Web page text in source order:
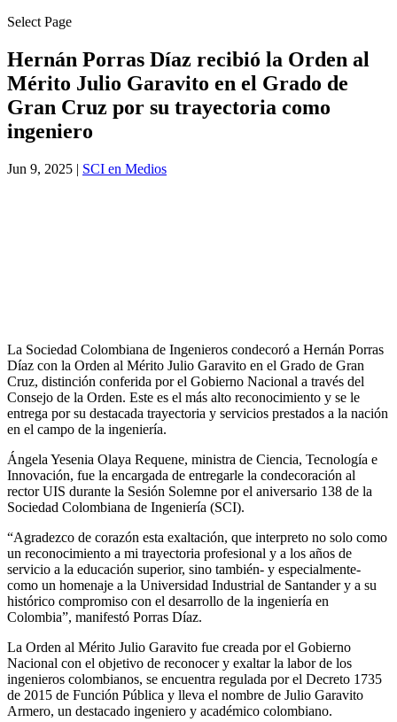
Select Page
Hernán Porras Díaz recibió la Orden al
Mérito Julio Garavito en el Grado de
Gran Cruz por su trayectoria como
ingeniero
Jun 9, 2025 | SCI en Medios
La Sociedad Colombiana de Ingenieros condecoró a Hernán Porras
Díaz con la Orden al Mérito Julio Garavito en el Grado de Gran
Cruz, distinción conferida por el Gobierno Nacional a través del
Consejo de la Orden. Este es el más alto reconocimiento y se le
entrega por su destacada trayectoria y servicios prestados a la nación
en el campo de la ingeniería.
Ángela Yesenia Olaya Requene, ministra de Ciencia, Tecnología e
Innovación, fue la encargada de entregarle la condecoración al
rector UIS durante la Sesión Solemne por el aniversario 138 de la
Sociedad Colombiana de Ingeniería (SCI).
“Agradezco de corazón esta exaltación, que interpreto no solo como
un reconocimiento a mi trayectoria profesional y a los años de
servicio a la educación superior, sino también- y especialmente-
como un homenaje a la Universidad Industrial de Santander y a su
histórico compromiso con el desarrollo de la ingeniería en
Colombia”, manifestó Porras Díaz.
La Orden al Mérito Julio Garavito fue creada por el Gobierno
Nacional con el objetivo de reconocer y exaltar la labor de los
ingenieros colombianos, se encuentra regulada por el Decreto 1735
de 2015 de Función Pública y lleva el nombre de Julio Garavito
Armero, un destacado ingeniero y académico colombiano.